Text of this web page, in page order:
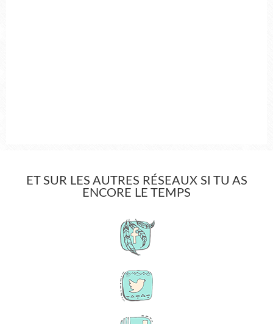
ET SUR LES AUTRES RÉSEAUX SI TU AS
ENCORE LE TEMPS